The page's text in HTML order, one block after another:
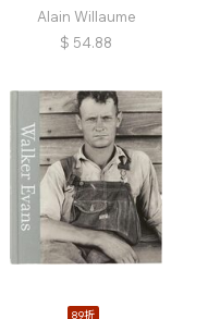
Alain Willaume
$ 54.88
89折